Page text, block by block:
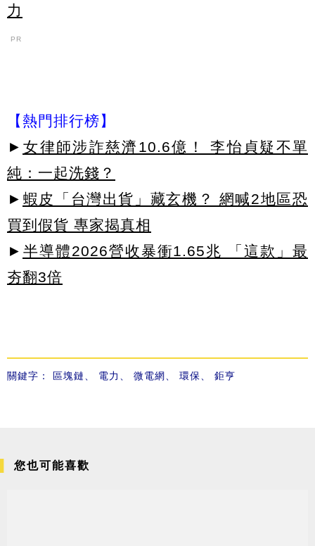
力
PR
【熱門排行榜】
► 女律師涉詐慈濟10.6億！ 李怡貞疑不單
純：一起洗錢？
► 蝦皮「台灣出貨」藏玄機？ 網喊2地區恐
買到假貨 專家揭真相
► 半導體2026營收暴衝1.65兆 「這款」最
夯翻3倍
關鍵字： 區塊鏈 電力 微電網 環保 鉅亨
您也可能喜歡